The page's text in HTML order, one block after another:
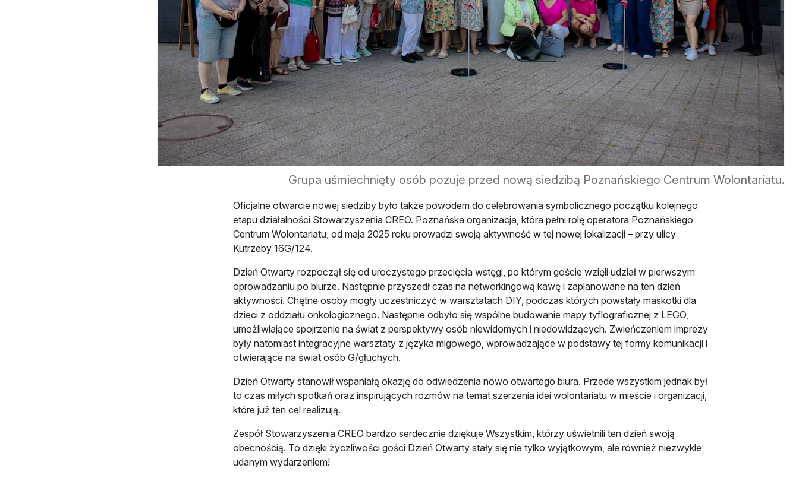
Grupa uśmiechnięty osób pozuje przed nową siedzibą Poznańskiego Centrum Wolontariatu.
Oficjalne otwarcie nowej siedziby było także powodem do celebrowania symbolicznego początku kolejnego
etapu działalności Stowarzyszenia CREO. Poznańska organizacja, która pełni rolę operatora Poznańskiego
Centrum Wolontariatu, od maja 2025 roku prowadzi swoją aktywność w tej nowej lokalizacji –przy ulicy
Kutrzeby 16G/124.
Dzień Otwarty rozpoczął się od uroczystego przecięcia wstęgi, po którym goście wzięli udział w pierwszym
oprowadzaniu po biurze. Następnie przyszedł czas na networkingową kawę i zaplanowane na ten dzień
aktywności. Chętne osoby mogły uczestniczyć w warsztatach DIY, podczas których powstały maskotki dla
dzieci z oddziału onkologicznego. Następnie odbyło się wspólne budowanie mapy tyflograficznej z LEGO,
umożliwiające spojrzenie na świat z perspektywy osób niewidomych i niedowidzących. Zwieńczeniem imprezy
były natomiast integracyjne warsztaty z języka migowego, wprowadzające w podstawy tej formy komunikacji i
otwierające na świat osób G/głuchych.
Dzień Otwarty stanowił wspaniałą okazję do odwiedzenia nowo otwartego biura. Przede wszystkim jednak był
to czas miłych spotkań oraz inspirujących rozmów na temat szerzenia idei wolontariatu w mieście i organizacji,
które już ten cel realizują.
Zespół Stowarzyszenia CREO bardzo serdecznie dziękuje Wszystkim, którzy uświetnili ten dzień swoją
obecnością. To dzięki życzliwości gości Dzień Otwarty stały się nie tylko wyjątkowym, ale również niezwykle
udanym wydarzeniem!